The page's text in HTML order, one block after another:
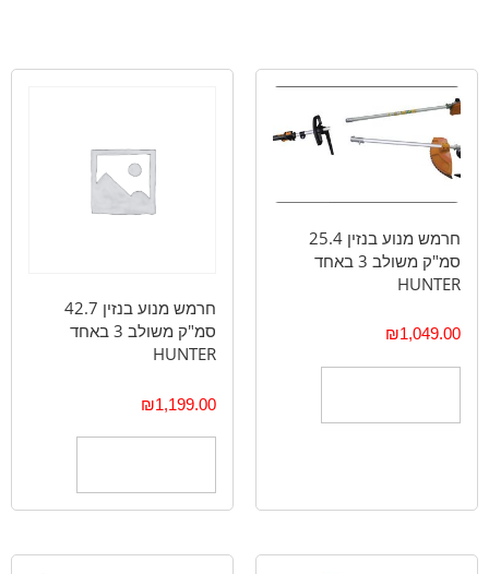
חרמש מנוע בנזין 25.4
סמ"ק משולב 3 באחד
HUNTER
₪1,049.00
חרמש מנוע בנזין 42.7
סמ"ק משולב 3 באחד
HUNTER
₪1,199.00